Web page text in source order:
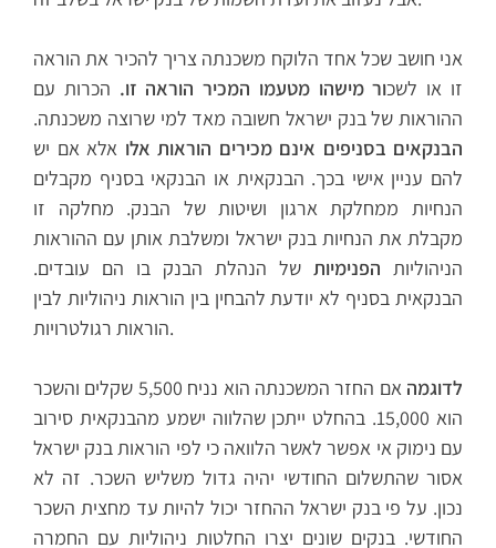
אני חושב שכל אחד הלוקח משכנתה צריך להכיר את הוראה
זו או לשכור מישהו מטעמו המכיר הוראה זו. הכרות עם
ההוראות של בנק ישראל חשובה מאד למי שרוצה משכנתה.
הבנקאים בסניפים אינם מכירים הוראות אלו אלא אם יש
להם עניין אישי בכך. הבנקאית או הבנקאי בסניף מקבלים
הנחיות ממחלקת ארגון ושיטות של הבנק. מחלקה זו
מקבלת את הנחיות בנק ישראל ומשלבת אותן עם ההוראות
הניהוליות הפנימיות של הנהלת הבנק בו הם עובדים.
הבנקאית בסניף לא יודעת להבחין בין הוראות ניהוליות לבין
הוראות רגולטרויות.
לדוגמה
אם החזר המשכנתה הוא נניח 5,500 שקלים והשכר
הוא 15,000. בהחלט ייתכן שהלווה ישמע מהבנקאית סירוב
עם נימוק אי אפשר לאשר הלוואה כי לפי הוראות בנק ישראל
אסור שהתשלום החודשי יהיה גדול משליש השכר. זה לא
נכון. על פי בנק ישראל ההחזר יכול להיות עד מחצית השכר
החודשי. בנקים שונים יצרו החלטות ניהוליות עם החמרה